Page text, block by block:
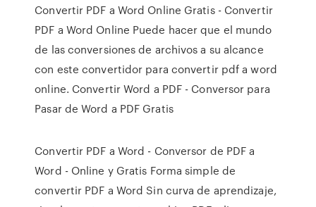
Convertir PDF a Word Online Gratis - Convertir
PDF a Word Online Puede hacer que el mundo
de las conversiones de archivos a su alcance
con este convertidor para convertir pdf a word
online. Convertir Word a PDF - Conversor para
Pasar de Word a PDF Gratis
Convertir PDF a Word - Conversor de PDF a
Word - Online y Gratis Forma simple de
convertir PDF a Word Sin curva de aprendizaje,